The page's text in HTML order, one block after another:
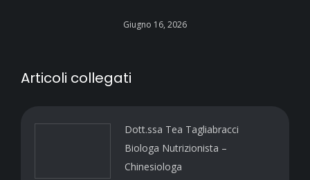
Giugno 16, 2026
Articoli collegati
Dott.ssa Tea Tagliabracci
Biologa Nutrizionista –
Chinesiologa